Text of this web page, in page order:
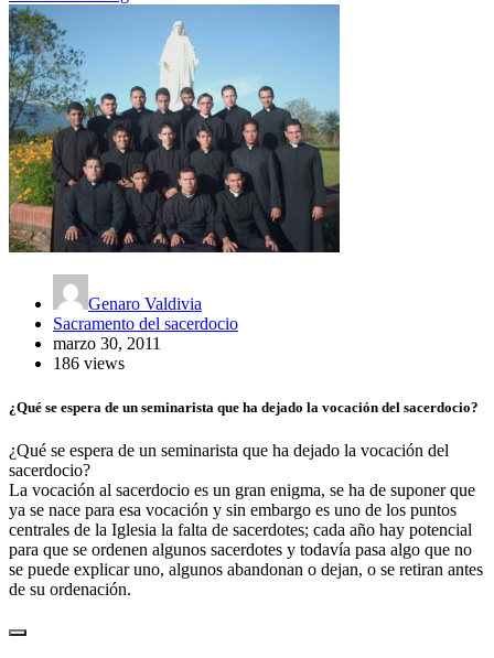
Genaro Valdivia
Sacramento del sacerdocio
marzo 30, 2011
186 views
¿Qué se espera de un seminarista que ha dejado la vocación del sacerdocio?
¿Qué se espera de un seminarista que ha dejado la vocación del
sacerdocio?
La vocación al sacerdocio es un gran enigma, se ha de suponer que
ya se nace para esa vocación y sin embargo es uno de los puntos
centrales de la Iglesia la falta de sacerdotes; cada año hay potencial
para que se ordenen algunos sacerdotes y todavía pasa algo que no
se puede explicar uno, algunos abandonan o dejan, o se retiran antes
de su ordenación.